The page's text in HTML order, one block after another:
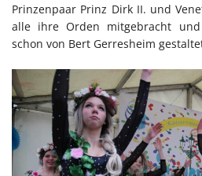
Prinzenpaar Prinz Dirk II. und
alle ihre Orden mitgebracht
schon von Bert Gerresheim